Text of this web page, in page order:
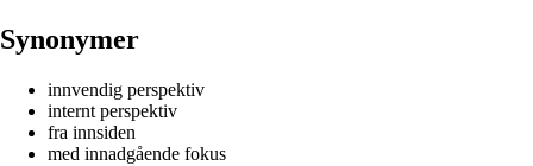
Synonymer
innvendig perspektiv
internt perspektiv
fra innsiden
med innadgående fokus